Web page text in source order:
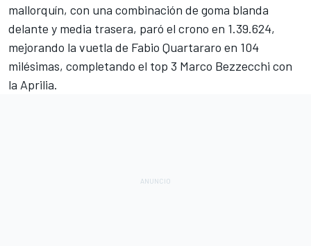
mallorquín, con una combinación de goma blanda
delante y media trasera, paró el crono en 1.39.624,
mejorando la vuetla de Fabio Quartararo en 104
milésimas, completando el top 3 Marco Bezzecchi con
la Aprilia.